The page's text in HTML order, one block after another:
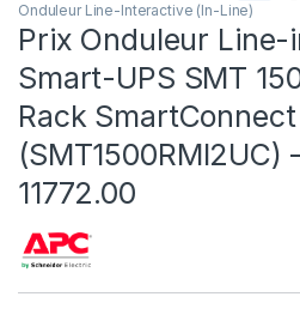
Onduleur Line-Interactive (In-Line)
Prix Onduleur
Smart-UPS SMT
Rack SmartConnect
(SMT1500RMI2UC)
11772.00